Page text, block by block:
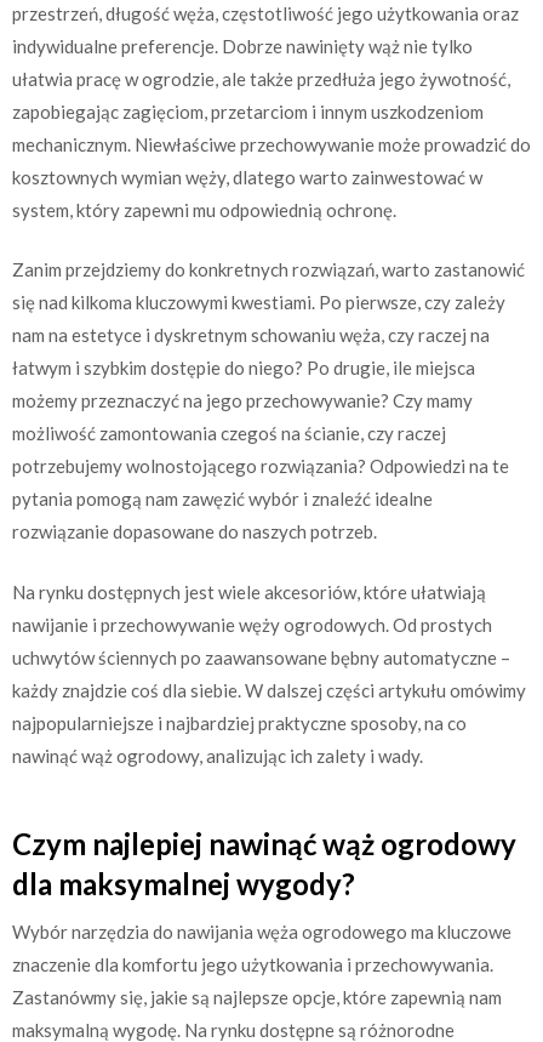
przestrzeń, długość węża, częstotliwość jego użytkowania oraz
indywidualne preferencje. Dobrze nawinięty wąż nie tylko
ułatwia pracę w ogrodzie, ale także przedłuża jego żywotność,
zapobiegając zagięciom, przetarciom i innym uszkodzeniom
mechanicznym. Niewłaściwe przechowywanie może prowadzić do
kosztownych wymian węży, dlatego warto zainwestować w
system, który zapewni mu odpowiednią ochronę.
Zanim przejdziemy do konkretnych rozwiązań, warto zastanowić
się nad kilkoma kluczowymi kwestiami. Po pierwsze, czy zależy
nam na estetyce i dyskretnym schowaniu węża, czy raczej na
łatwym i szybkim dostępie do niego? Po drugie, ile miejsca
możemy przeznaczyć na jego przechowywanie? Czy mamy
możliwość zamontowania czegoś na ścianie, czy raczej
potrzebujemy wolnostojącego rozwiązania? Odpowiedzi na te
pytania pomogą nam zawęzić wybór i znaleźć idealne
rozwiązanie dopasowane do naszych potrzeb.
Na rynku dostępnych jest wiele akcesoriów, które ułatwiają
nawijanie i przechowywanie węży ogrodowych. Od prostych
uchwytów ściennych po zaawansowane bębny automatyczne –
każdy znajdzie coś dla siebie. W dalszej części artykułu omówimy
najpopularniejsze i najbardziej praktyczne sposoby, na co
nawinąć wąż ogrodowy, analizując ich zalety i wady.
Czym najlepiej nawinąć wąż ogrodowy
dla maksymalnej wygody?
Wybór narzędzia do nawijania węża ogrodowego ma kluczowe
znaczenie dla komfortu jego użytkowania i przechowywania.
Zastanówmy się, jakie są najlepsze opcje, które zapewnią nam
maksymalną wygodę. Na rynku dostępne są różnorodne